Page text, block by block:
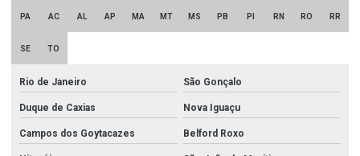
PA AC AL AP MA MT MS PB PI RN RO RR
SE TO
Rio de Janeiro São Gonçalo
Duque de Caxias Nova Iguaçu
Campos dos Goytacazes Belford Roxo